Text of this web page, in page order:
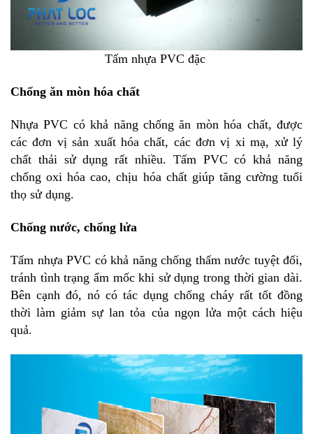
Tấm nhựa PVC đặc
Chống ăn mòn hóa chất
Nhựa PVC có khả năng chống ăn mòn hóa chất, được
các đơn vị sản xuất hóa chất, các đơn vị xi mạ, xử lý
chất thải sử dụng rất nhiều. Tấm PVC có khả năng
chống oxi hóa cao, chịu hóa chất giúp tăng cường tuổi
thọ sử dụng.
Chống nước, chống lửa
Tấm nhựa PVC có khả năng chống thấm nước tuyệt đối,
tránh tình trạng ẩm mốc khi sử dụng trong thời gian dài.
Bên cạnh đó, nó có tác dụng chống cháy rất tốt đồng
thời làm giảm sự lan tỏa của ngọn lửa một cách hiệu
quả.